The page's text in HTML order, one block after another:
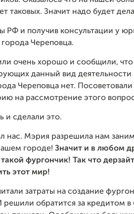
таковых. Значит надо будет
РФ и получив консультации у
Череповца.
очень хорошо и сообщили, что
данный вид деятельности
Череповца нет. Посоветовали
на рассмотрение этого
и сделали это.
нас. Мэрия разрешила нам
городе! Значит и в любом
фургончик! Так что
этот мир!
затраты на создание
обратится за кредитом в